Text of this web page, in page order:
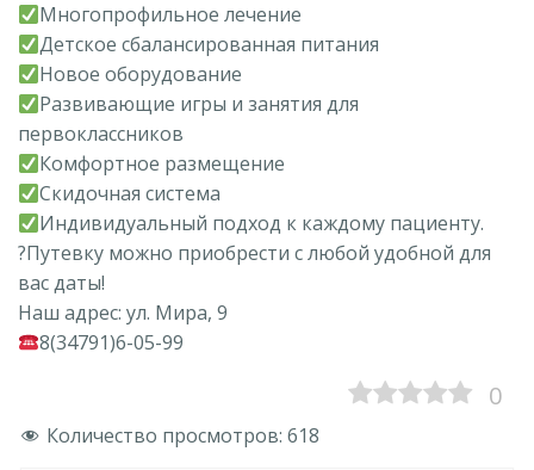
Многопрофильное лечение
Детское сбалансированная питания
Новое оборудование
Развивающие игры и занятия для
первоклассников
Комфортное размещение
Скидочная система
Индивидуальный подход к каждому пациенту.
?Путевку можно приобрести с любой удобной для
вас даты!
Наш адрес: ул. Мира, 9
8(34791)6-05-99
0
Количество просмотров: 618